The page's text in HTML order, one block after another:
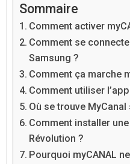
Sommaire
Comment activer
Comment se
Samsung ?
Comment ça marche
Comment utiliser
Où se trouve MyCanal
Comment installer
Révolution ?
Pourquoi myCANAL